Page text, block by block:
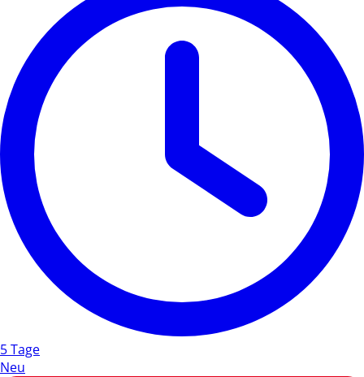
5 Tage
Neu